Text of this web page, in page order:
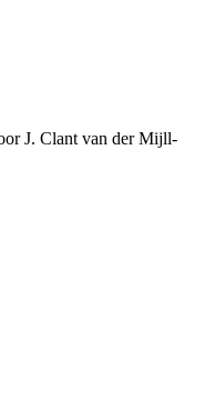
J. Clant van der Mijll-